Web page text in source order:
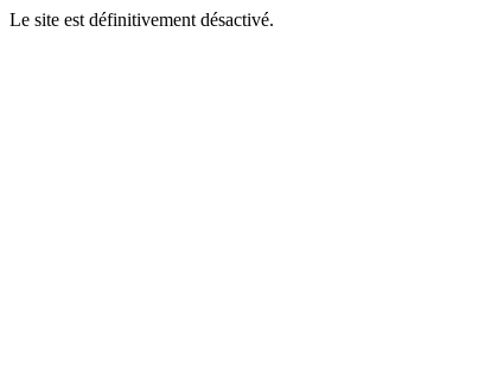
Le site est définitivement désactivé.